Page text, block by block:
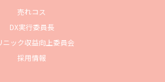
売れコス
DX実行委員長
ニック収益向上委員会
採用情報